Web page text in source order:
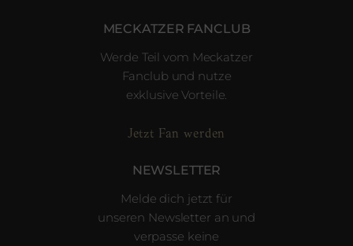
MECKATZER FANCLUB
Werde Teil vom Meckatzer
Fanclub und nutze
exklusive Vorteile.
Jetzt Fan werden
NEWSLETTER
Melde dich jetzt für
unseren Newsletter an und
verpasse keine